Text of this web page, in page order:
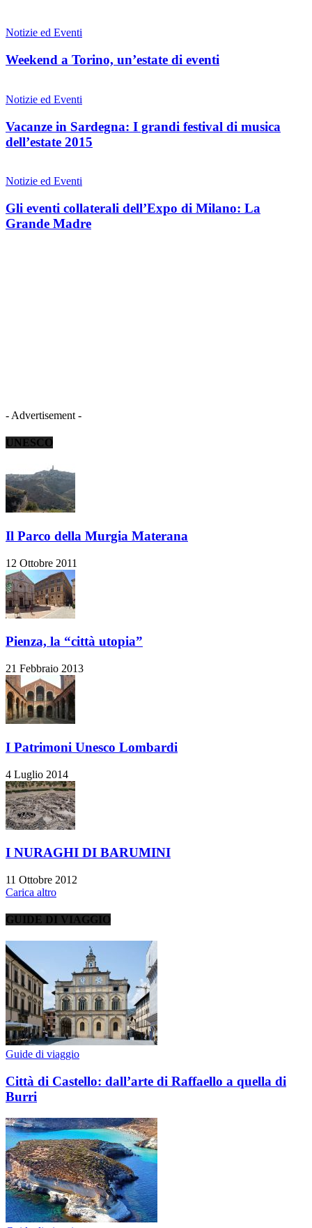
Notizie ed Eventi
Weekend a Torino, un’estate di eventi
Notizie ed Eventi
Vacanze in Sardegna: I grandi festival di musica
dell’estate 2015
Notizie ed Eventi
Gli eventi collaterali dell’Expo di Milano: La
Grande Madre
- Advertisement -
UNESCO
Il Parco della Murgia Materana
12 Ottobre 2011
Pienza, la “città utopia”
21 Febbraio 2013
I Patrimoni Unesco Lombardi
4 Luglio 2014
I NURAGHI DI BARUMINI
11 Ottobre 2012
Carica altro
GUIDE DI VIAGGIO
Guide di viaggio
Città di Castello: dall’arte di Raffaello a quella di
Burri